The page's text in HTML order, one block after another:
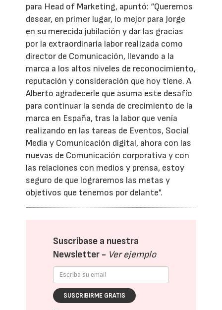
para Head of Marketing, apuntó: “Queremos
desear, en primer lugar, lo mejor para Jorge
en su merecida jubilación y dar las gracias
por la extraordinaria labor realizada como
director de Comunicación, llevando a la
marca a los altos niveles de reconocimiento,
reputación y consideración que hoy tiene. A
Alberto agradecerle que asuma este desafío
para continuar la senda de crecimiento de la
marca en España, tras la labor que venía
realizando en las tareas de Eventos, Social
Media y Comunicación digital, ahora con las
nuevas de Comunicación corporativa y con
las relaciones con medios y prensa, estoy
seguro de que lograremos las metas y
objetivos que tenemos por delante".
Suscríbase a nuestra
Newsletter - Ver ejemplo
SUSCRIBIRME GRATIS